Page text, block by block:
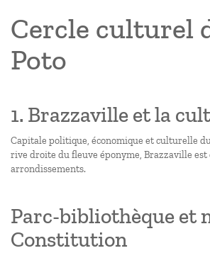
Cercle culturel
Poto
1. Brazzaville et la
Capitale politique, économique et culturelle
rive droite du fleuve éponyme, Brazzaville est
arrondissements.
Parc-bibliothèque et
Constitution